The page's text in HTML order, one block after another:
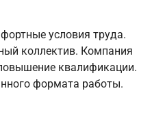
условия труда.
коллектив. Компания
квалификации.
формата работы.